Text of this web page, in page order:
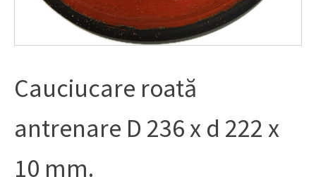
Cauciucare roată
antrenare D 236 x d 222 x
10 mm.